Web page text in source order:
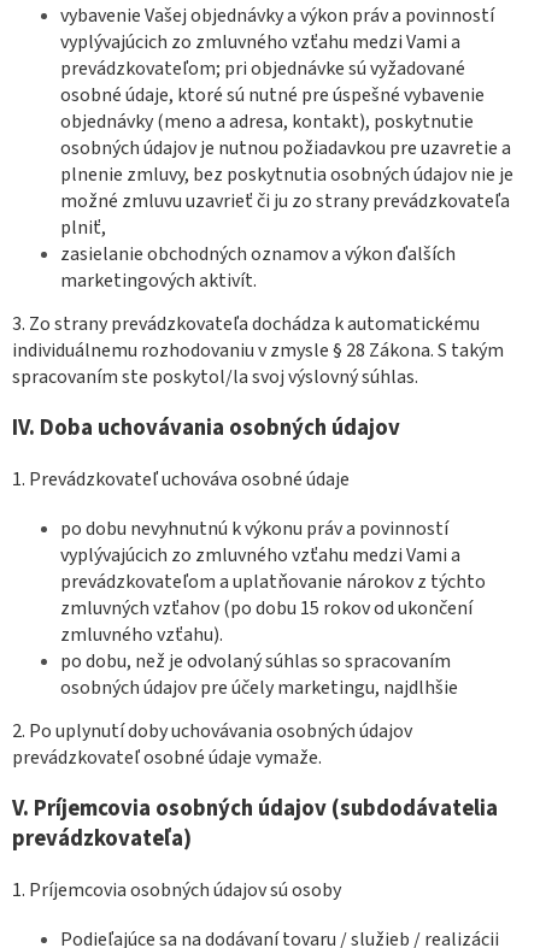
vybavenie Vašej objednávky a výkon práv a povinností
vyplývajúcich zo zmluvného vzťahu medzi Vami a
prevádzkovateľom; pri objednávke sú vyžadované
osobné údaje, ktoré sú nutné pre úspešné vybavenie
objednávky (meno a adresa, kontakt), poskytnutie
osobných údajov je nutnou požiadavkou pre uzavretie a
plnenie zmluvy, bez poskytnutia osobných údajov nie je
možné zmluvu uzavrieť či ju zo strany prevádzkovateľa
plniť,
zasielanie obchodných oznamov a výkon ďalších
marketingových aktivít.
3. Zo strany prevádzkovateľa dochádza k automatickému
individuálnemu rozhodovaniu v zmysle § 28 Zákona. S takým
spracovaním ste poskytol/la svoj výslovný súhlas.
IV. Doba uchovávania osobných údajov
1. Prevádzkovateľ uchováva osobné údaje
po dobu nevyhnutnú k výkonu práv a povinností
vyplývajúcich zo zmluvného vzťahu medzi Vami a
prevádzkovateľom a uplatňovanie nárokov z týchto
zmluvných vzťahov (po dobu 15 rokov od ukončení
zmluvného vzťahu).
po dobu, než je odvolaný súhlas so spracovaním
osobných údajov pre účely marketingu, najdlhšie
2. Po uplynutí doby uchovávania osobných údajov
prevádzkovateľ osobné údaje vymaže.
V. Príjemcovia osobných údajov (subdodávatelia
prevádzkovateľa)
1. Príjemcovia osobných údajov sú osoby
Podieľajúce sa na dodávaní tovaru / služieb / realizácii